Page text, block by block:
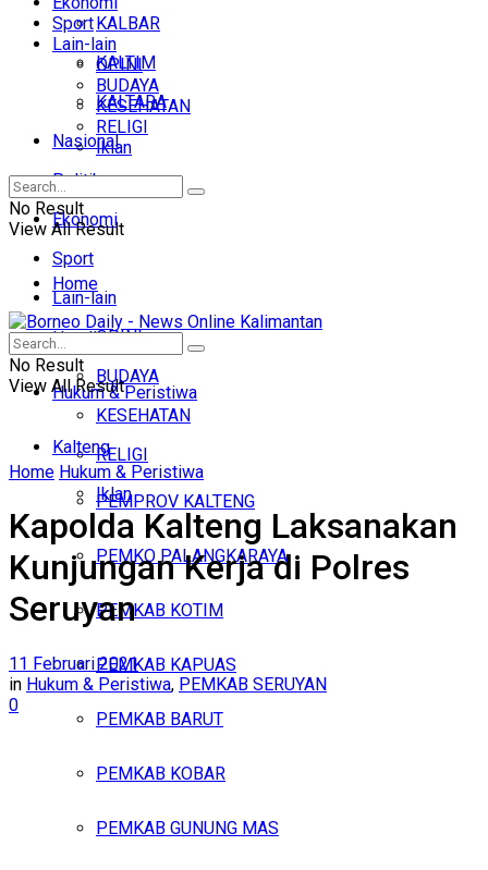
KALBAR
KALTIM
KALTARA
Nasional
Politik
Ekonomi
Sport
Lain-lain
OPINI
BUDAYA
KESEHATAN
RELIGI
Iklan
Senin, Agustus 10, 2026
Sport
Lain-lain
OPINI
BUDAYA
KESEHATAN
RELIGI
Iklan
No Result
View All Result
Home
Headline
Hukum & Peristiwa
Kalteng
PEMPROV KALTENG
PEMKO PALANGKARAYA
PEMKAB KOTIM
PEMKAB KAPUAS
PEMKAB BARUT
PEMKAB KOBAR
PEMKAB GUNUNG MAS
No Result
View All Result
Home Hukum & Peristiwa
Kapolda Kalteng Laksanakan
Kunjungan Kerja di Polres
Seruyan
11 Februari 2021
in Hukum & Peristiwa, PEMKAB SERUYAN
0